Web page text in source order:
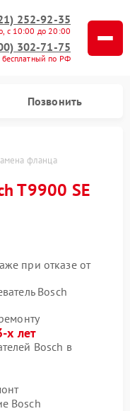
252-92-35
с 10:00 до 20:00
302-71-75
бесплатный по РФ
Позвонить
фланца
T9900 SE
при отказе от
Bosch
х лет
Bosch в
Bosch